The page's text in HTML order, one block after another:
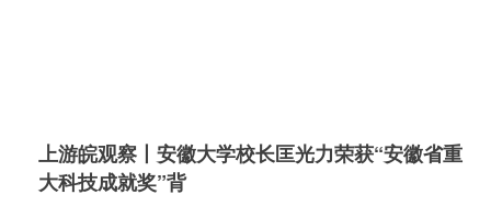
上游皖观察丨安徽大学校长匡光力荣获“安徽省重
大科技成就奖”背